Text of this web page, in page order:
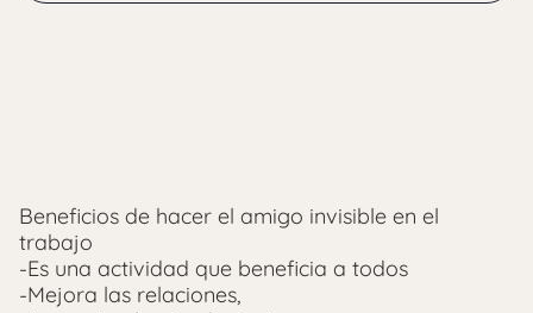
Beneficios de hacer el amigo invisible en el
trabajo
-Es una actividad que beneficia a todos
-Mejora las relaciones,